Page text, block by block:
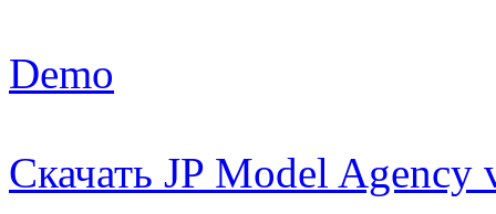
Demo
Скачать JP Model Agency